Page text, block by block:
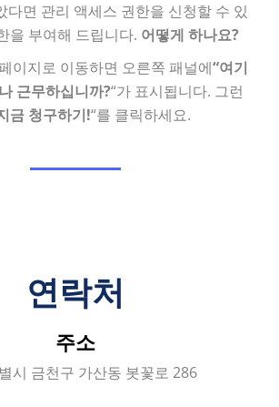
다면 관리 액세스 권한을 신청할 수 있
을 부여해 드립니다. 어떻게 하나요?
이지로 이동하면 오른쪽 패널에“여기
근무하십니까?“가 표시됩니다. 그런
금 청구하기!“를 클릭하세요.
연락처
주소
시 금천구 가산동 봇꽃로 286